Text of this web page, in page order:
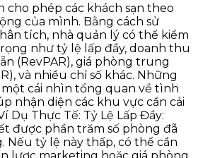
cho phép các khách sạn theo
của mình. Bằng cách sử
tích, nhà quản lý có thể kiểm
như tỷ lệ lấp đầy, doanh thu
(RevPAR), giá phòng trung
và nhiều chỉ số khác. Những
một cái nhìn tổng quan về tình
nhận diện các khu vực cần cải
Dụ Thực Tế: Tỷ Lệ Lấp Đầy:
được phần trăm số phòng đã
Nếu tỷ lệ này thấp, có thể cần
lược marketing hoặc giá phòng.